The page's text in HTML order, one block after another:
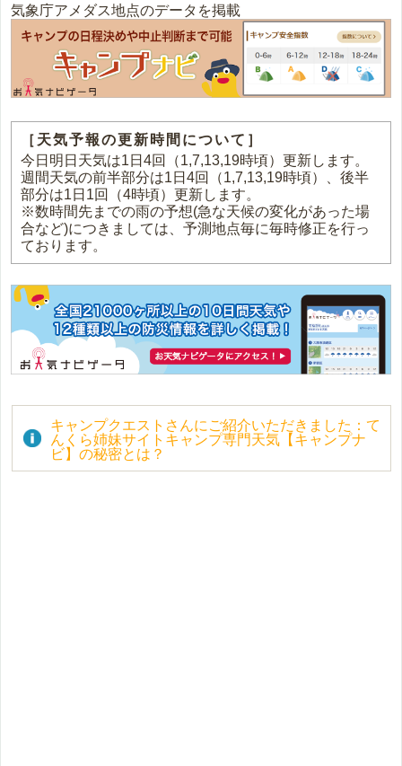
気象庁アメダス地点のデータを掲載
［天気予報の更新時間について］
今日明日天気は1日4回（1,7,13,19時頃）更新します。
週間天気の前半部分は1日4回（1,7,13,19時頃）、後半
部分は1日1回（4時頃）更新します。
※数時間先までの雨の予想(急な天候の変化があった場
合など)につきましては、予測地点毎に毎時修正を行っ
ております。
キャンプクエストさんにご紹介いただきました：て
んくら姉妹サイトキャンプ専門天気【キャンプナ
ビ】の秘密とは？